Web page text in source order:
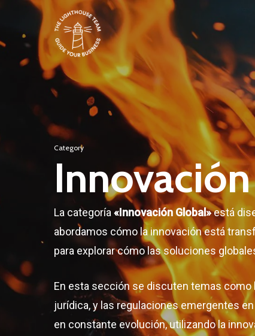
main
content
Category
La categoría «Innovación Global»está
abordamos cómo la innovación está
para explorar cómo las soluciones
En esta sección se discuten temas como
jurídica, y las regulaciones emergentes
en constante evolución, utilizando la